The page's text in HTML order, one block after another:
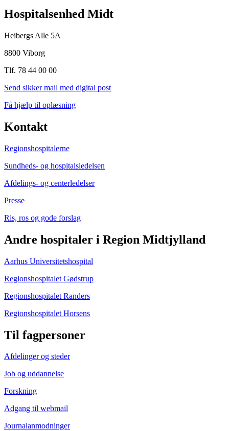
Hospitalsenhed Midt
Heibergs Alle 5A
8800 Viborg
Tlf. 78 44 00 00
Send sikker mail med digital post
Få hjælp til oplæsning
Kontakt
Regionshospitalerne
Sundheds- og hospitalsledelsen
Afdelings- og centerledelser
Presse
Ris, ros og gode forslag
Andre hospitaler i Region Midtjylland
Aarhus Universitetshospital
Regionshospitalet Gødstrup
Regionshospitalet Randers
Regionshospitalet Horsens
Til fagpersoner
Afdelinger og steder
Job og uddannelse
Forskning
Adgang til webmail
Journalanmodninger